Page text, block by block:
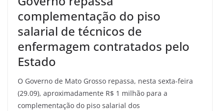
complementação do piso
salarial de técnicos de
enfermagem contratados pelo
Estado
O Governo de Mato Grosso repassa, nesta sexta-feira
(29.09), aproximadamente R$ 1 milhão para a
complementação do piso salarial dos